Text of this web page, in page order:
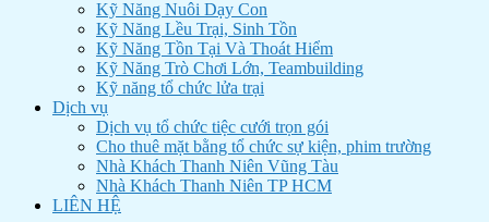
Kỹ Năng Nuôi Dạy Con
Kỹ Năng Lều Trại, Sinh Tồn
Kỹ Năng Tồn Tại Và Thoát Hiểm
Kỹ Năng Trò Chơi Lớn, Teambuilding
Kỹ năng tổ chức lửa trại
Dịch vụ
Dịch vụ tổ chức tiệc cưới trọn gói
Cho thuê mặt bằng tổ chức sự kiện, phim trường
Nhà Khách Thanh Niên Vũng Tàu
Nhà Khách Thanh Niên TP HCM
LIÊN HỆ